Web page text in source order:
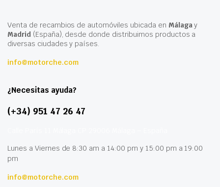
Venta de recambios de automóviles ubicada en Málagay
Madrid(España), desde donde distribuimos productos a
diversas ciudades y países.
info@motorche.com
¿Necesitas ayuda?
(+34) 951 47 26 47
Lunes a Viernes de 8:30 am a 14:00 pm y 15:00 pm a 19:00
pm
info@motorche.com